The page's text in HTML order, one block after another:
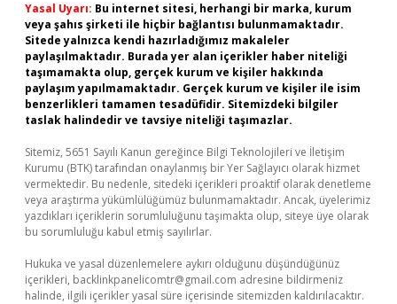
Yasal Uyarı: Bu internet sitesi, herhangi bir marka, kurum
veya şahıs şirketi ile hiçbir bağlantısı bulunmamaktadır.
Sitede yalnızca kendi hazırladığımız makaleler
paylaşılmaktadır. Burada yer alan içerikler haber niteliği
taşımamakta olup, gerçek kurum ve kişiler hakkında
paylaşım yapılmamaktadır. Gerçek kurum ve kişiler ile isim
benzerlikleri tamamen tesadüfidir. Sitemizdeki bilgiler
taslak halindedir ve tavsiye niteliği taşımazlar.
Sitemiz, 5651 Sayılı Kanun gereğince Bilgi Teknolojileri ve İletişim
Kurumu (BTK) tarafından onaylanmış bir Yer Sağlayıcı olarak hizmet
vermektedir. Bu nedenle, sitedeki içerikleri proaktif olarak denetleme
veya araştırma yükümlülüğümüz bulunmamaktadır. Ancak, üyelerimiz
yazdıkları içeriklerin sorumluluğunu taşımakta olup, siteye üye olarak
bu sorumluluğu kabul etmiş sayılırlar.
Hukuka ve yasal düzenlemelere aykırı olduğunu düşündüğünüz
içerikleri, backlinkpanelicomtr@gmail.com adresine bildirmeniz
halinde, ilgili içerikler yasal süre içerisinde sitemizden kaldırılacaktır.